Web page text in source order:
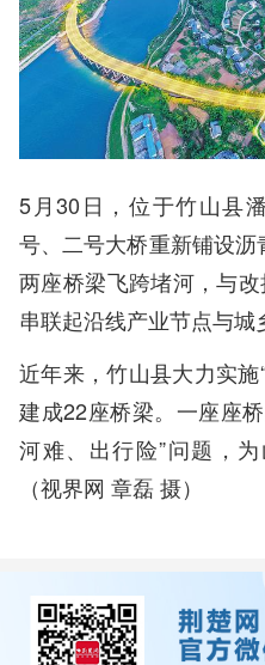
5月30日，位于竹山县
号、二号大桥重新铺设沥
两座桥梁飞跨堵河，与
串联起沿线产业节点与城
近年来，竹山县大力实
建成22座桥梁。一座座
河难、出行险”问题，
（视界网 章磊 摄）